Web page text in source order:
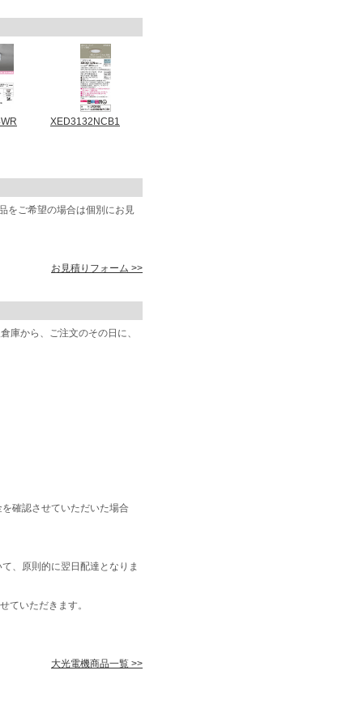
XED3132NCB1
をご希望の場合は個別にお見
お見積りフォーム >>
から、ご注文のその日に、
確認させていただいた場合
、原則的に翌日配達となりま
ていただきます。
大光電機商品一覧 >>